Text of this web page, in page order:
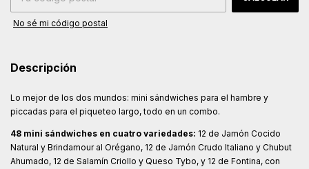
No sé mi código postal
Descripción
Lo mejor de los dos mundos: mini sándwiches para el hambre y
piccadas para el piqueteo largo, todo en un combo.
48 mini sándwiches en cuatro variedades: 12 de Jamón Cocido
Natural y Brindamour al Orégano, 12 de Jamón Crudo Italiano y Chubut
Ahumado, 12 de Salamín Criollo y Queso Tybo, y 12 de Fontina, con